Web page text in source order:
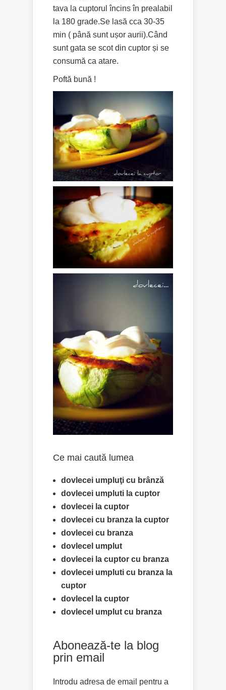
tava la cuptorul încins în prealabil
la 180 grade.Se lasă cca 30-35
min ( până sunt ușor aurii).Când
sunt gata se scot din cuptor și se
consumă ca atare.
Poftă bună !
Ce mai caută lumea
dovlecei umpluţi cu brânză
dovlecei umpluti la cuptor
dovlecei la cuptor
dovlecei cu branza la cuptor
dovlecei cu branza
dovlecel umplut
dovlecei la cuptor cu branza
dovlecei umpluti cu branza la
cuptor
dovlecel la cuptor
dovlecel umplut cu branza
Abonează-te la blog
prin email
Introdu adresa de email pentru a